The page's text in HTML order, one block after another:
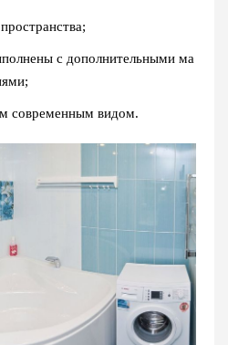
с дополнительными ма
современным видом.